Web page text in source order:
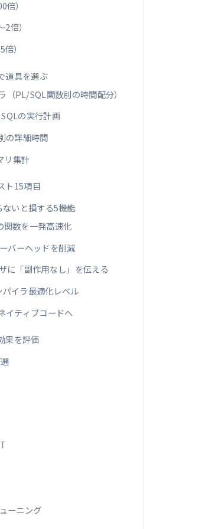
）
倍）
）
道具を選ぶ
PL/SQL関数別の時間配分）
の実行計画
の詳細時間
リ集計
ト15項目
いと損する5機能
関数を一発高速化
バーヘッドを削減
に「副作用なし」を伝える
イラ最適化レベル
イティブコードへ
果を評価
ーニング